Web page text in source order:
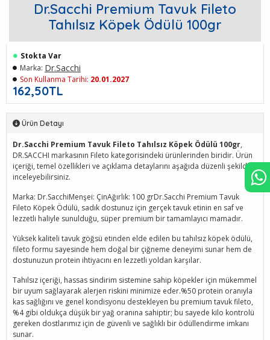
Dr.Sacchi Premium Tavuk Fileto
Tahılsız Köpek Ödülü 100gr
162,50TL
Stokta Var
Marka: Dr.Sacchi
Son Kullanma Tarihi: 20.01.2027
Ürün Detayı
Dr.Sacchi Premium Tavuk Fileto Tahılsız Köpek Ödülü 100gr,
DR.SACCHI markasının Fileto kategorisindeki ürünlerinden biridir. Ürün
içeriği, temel özellikleri ve açıklama detaylarını aşağıda düzenli şekilde
inceleyebilirsiniz.
Marka: Dr.SacchiMenşei: ÇinAğırlık: 100 grDr.Sacchi Premium Tavuk
Fileto Köpek Ödülü, sadık dostunuz için gerçek tavuk etinin en saf ve
lezzetli haliyle sunulduğu, süper premium bir tamamlayıcı mamadır.
Yüksek kaliteli tavuk göğsü etinden elde edilen bu tahılsız köpek ödülü,
fileto formu sayesinde hem doğal bir çiğneme deneyimi sunar hem de
dostunuzun protein ihtiyacını en lezzetli yoldan karşılar.
Tahılsız içeriği, hassas sindirim sistemine sahip köpekler için mükemmel
bir uyum sağlayarak alerjen riskini minimize eder.%50 protein oranıyla
kas sağlığını ve genel kondisyonu destekleyen bu premium tavuk fileto,
%4 gibi oldukça düşük bir yağ oranına sahiptir; bu sayede kilo kontrolü
gereken dostlarımız için de güvenli ve sağlıklı bir ödüllendirme imkanı
sunar.